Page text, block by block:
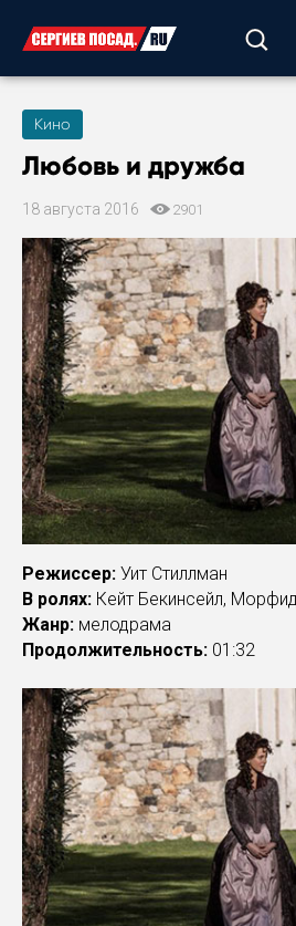
Кино
Любовь и дружба
18 августа 2016 2901
Режиссер: Уит Стиллман
В ролях: Кейт Бекинсейл,
Жанр: мелодрама
Продолжительность: 01:32